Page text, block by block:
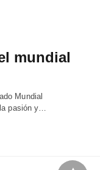
mundial
Mundial
pasión y…